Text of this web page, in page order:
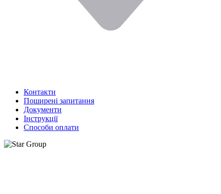
Контакти
Поширені запитання
Документи
Інструкції
Способи оплати